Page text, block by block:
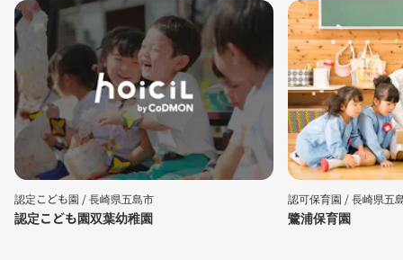
認定こども園 /長崎県五島市
認定こども園双葉幼稚園
認可保育園 /長崎県五
鷺浦保育園